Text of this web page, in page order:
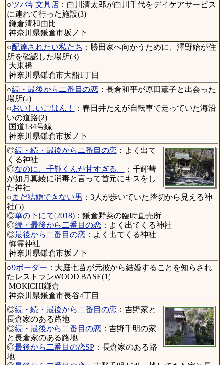
○ツバキ文具店：白川清太郎が白川千代をデイケアサービス
に連れて行った施設(3)
鎌倉清和由比
神奈川県鎌倉市坂ノ下
○配達されたい私たち ：勝田家へ向かうために、澤野始が住
所を確認した場所(3)
大東橋
神奈川県鎌倉市大船1丁目
○続・最後から二番目の恋：長倉和平が原田薫子と出会った
場所(2)
○おいしいごはん！
：春日井たえが自転車で走っていた海沿
いの道路(2)
国道134号線
神奈川県鎌倉市坂ノ下
◎続・続・最後から二番目の恋：よく出て
くる神社
◎なのに、千輝くんが甘すぎる。
：千輝彗
が如月真綾に消毒と言って首元にキスをし
た神社
○ まだ結婚できない男 ：3人が歩いていた踏切から見える神
社(5)
◎華の下にて(2018)：鎌倉野菜の臨時直売所
◎続・最後から二番目の恋：よく出てくる神社
◎最後から二番目の恋：よく出てくる神社
御霊神社
神奈川県鎌倉市坂ノ下
○9ボーダー ：大庭七苗が元彼から結婚することを知らされ
たレストランWOOD BASE(1)
MOKICHI鎌倉
神奈川県鎌倉市長谷4丁目
◎続・続・最後から二番目の恋：吉野家と
長倉家のある路地
◎続・最後から二番目の恋：吉野千明の家
と長倉家のある路地
◎最後から二番目の恋SP：長倉家のある路
地